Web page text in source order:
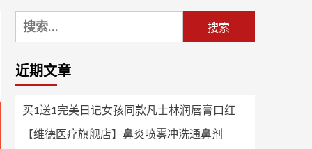
搜
索：
近期文章
买1送1完美日记女孩同款凡士林润唇膏口红
【维德医疗旗舰店】鼻炎喷雾冲洗通鼻剂